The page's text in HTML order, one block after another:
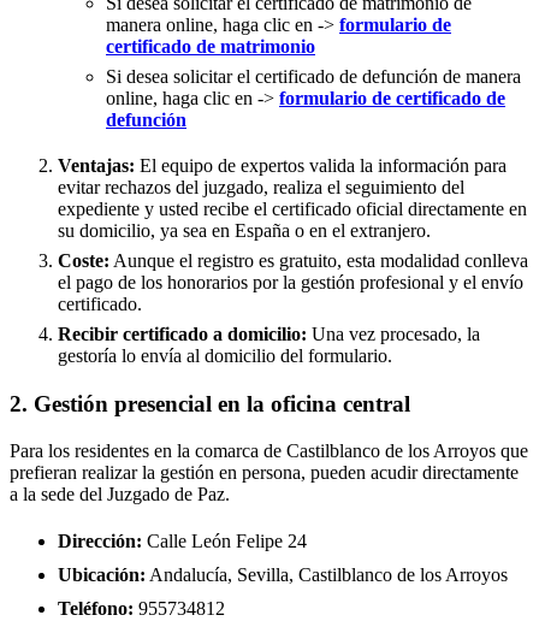
manera online, haga clic en -> formulario de
certificado de matrimonio
Si desea solicitar el certificado de defunción de manera
online, haga clic en -> formulario de certificado de
defunción
Ventajas: El equipo de expertos valida la información para
evitar rechazos del juzgado, realiza el seguimiento del
expediente y usted recibe el certificado oficial directamente en
su domicilio, ya sea en España o en el extranjero.
Coste: Aunque el registro es gratuito, esta modalidad conlleva
el pago de los honorarios por la gestión profesional y el envío
certificado.
Recibir certificado a domicilio: Una vez procesado, la
gestoría lo envía al domicilio del formulario.
2. Gestión presencial en la oficina central
Para los residentes en la comarca de Castilblanco de los Arroyos que
prefieran realizar la gestión en persona, pueden acudir directamente
a la sede del Juzgado de Paz.
Dirección: Calle León Felipe 24
Ubicación: Andalucía, Sevilla, Castilblanco de los Arroyos
Teléfono: 955734812